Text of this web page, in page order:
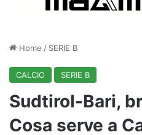
Home / SERIE B
CALCIO SERIE B
Sudtirol-Bari,
Cosa serve a